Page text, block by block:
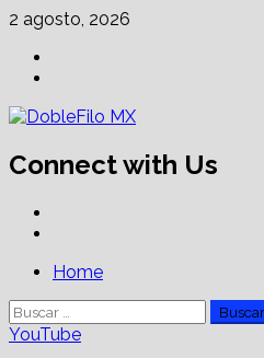
Skip
content
2 agosto, 2026
Connect with Us
PrimaryHome
Buscar:
YouTube